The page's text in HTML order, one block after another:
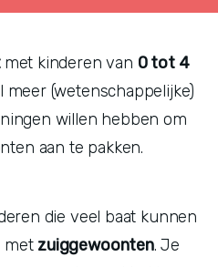
met kinderen van 0 tot 4
meer (wetenschappelijke)
willen hebben om
aan te pakken.
die veel baat kunnen
met zuiggewoonten. Je